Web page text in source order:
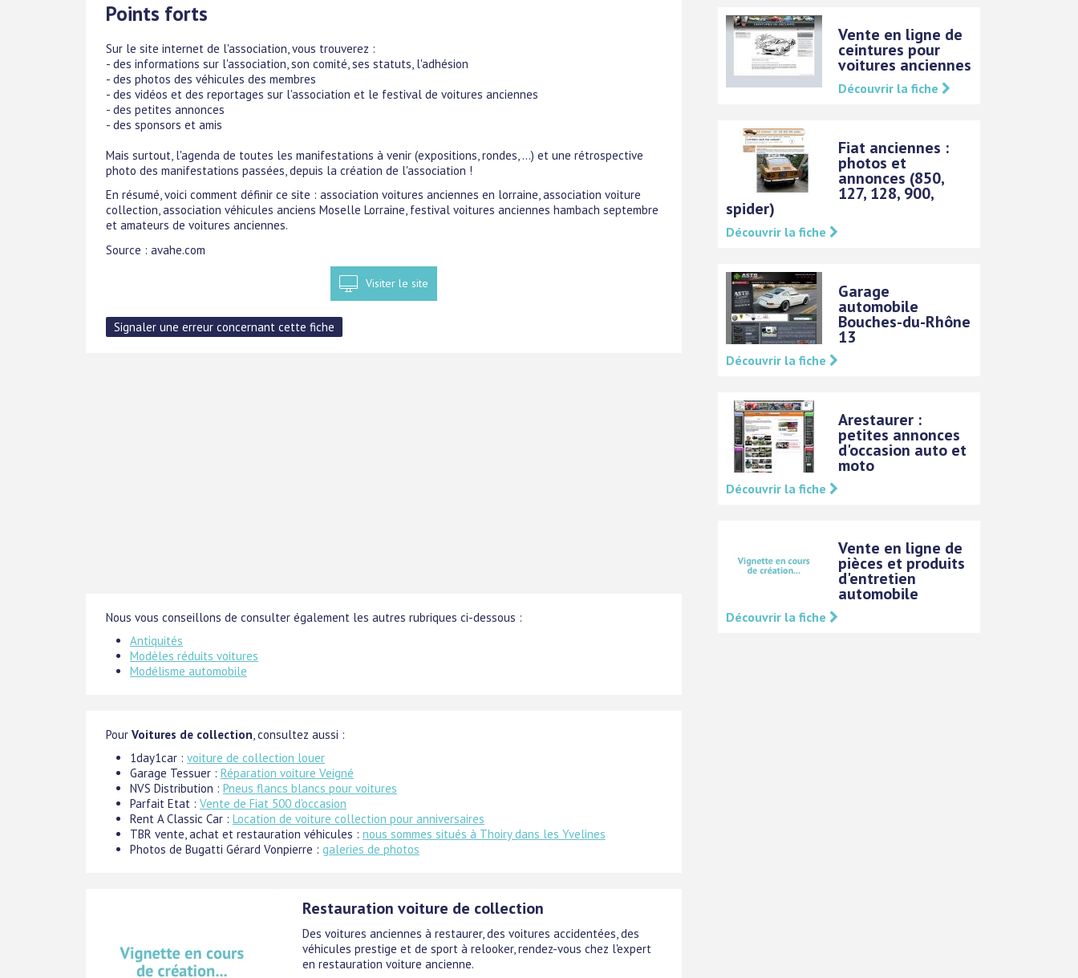
Points forts
Sur le site internet de l'association, vous trouverez :
- des informations sur l'association, son comité, ses statuts, l'adhésion
- des photos des véhicules des membres
- des vidéos et des reportages sur l'association et le festival de voitures anciennes
- des petites annonces
- des sponsors et amis
Mais surtout, l'agenda de toutes les manifestations à venir (expositions, rondes, ...) et une rétrospective
photo des manifestations passées, depuis la création de l'association !
En résumé, voici comment définir ce site : association voitures anciennes en lorraine, association voiture
collection, association véhicules anciens Moselle Lorraine, festival voitures anciennes hambach septembre
et amateurs de voitures anciennes.
Source : avahe.com
Visiter le site
Nous vous conseillons de consulter également les autres rubriques ci-dessous :
Antiquités
Modèles réduits voitures
Modélisme automobile
Pour Voitures de collection , consultez aussi :
1day1car : voiture de collection louer
Garage Tessuer : Réparation voiture Veigné
NVS Distribution : Pneus flancs blancs pour voitures
Parfait Etat : Vente de Fiat 500 d'occasion
Rent A Classic Car : Location de voiture collection pour anniversaires
TBR vente, achat et restauration véhicules : nous sommes situés à Thoiry dans les Yvelines
Photos de Bugatti Gérard Vonpierre : galeries de photos
Restauration voiture de collection
Des voitures anciennes à restaurer, des voitures accidentées, des
véhicules prestige et de sport à relooker, rendez-vous chez l'expert
en restauration voiture ancienne.
Vente en ligne de
ceintures pour
voitures anciennes
Découvrir la fiche
Fiat anciennes :
photos et
annonces (850,
127, 128, 900,
spider)
Découvrir la fiche
Garage
automobile
Bouches-du-Rhône
13
Découvrir la fiche
Arestaurer :
petites annonces
d'occasion auto et
moto
Découvrir la fiche
Vente en ligne de
pièces et produits
d'entretien
automobile
Découvrir la fiche